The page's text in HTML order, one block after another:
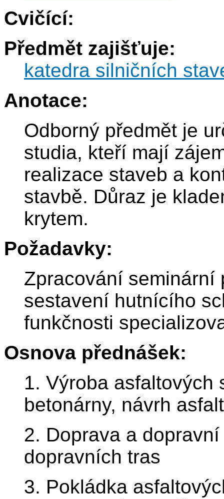
Cvičící:
Předmět zajišťuje:
katedra silničních
Anotace:
Odborný předmět je
studia, kteří mají
realizace staveb a
stavbě. Důraz je
krytem.
Požadavky:
Zpracování seminární
sestavení hutnícího
funkčnosti
Osnova přednášek:
1. Výroba asfaltových
betonárny, návrh
2. Doprava a
dopravních tras
3. Pokládka